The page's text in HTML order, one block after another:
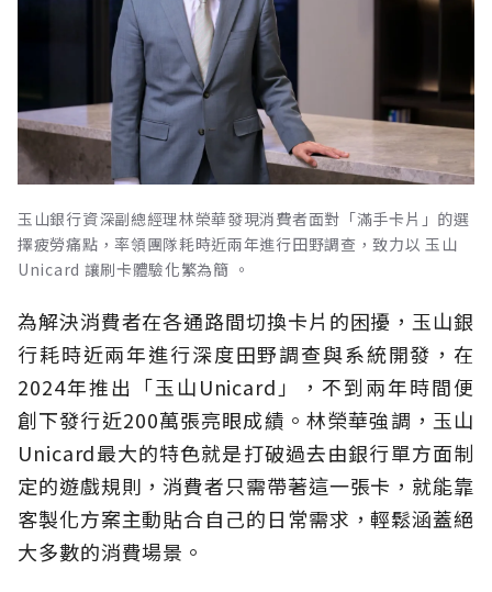
玉山銀行資深副總經理林榮華發現消費者面對「滿手卡片」的選
擇疲勞痛點，率領團隊耗時近兩年進行田野調查，致力以 玉山
Unicard 讓刷卡體驗化繁為簡 。
為解決消費者在各通路間切換卡片的困擾，玉山銀
行耗時近兩年進行深度田野調查與系統開發，在
2024年推出「玉山Unicard」，不到兩年時間便
創下發行近200萬張亮眼成績。林榮華強調，玉山
Unicard最大的特色就是打破過去由銀行單方面制
定的遊戲規則，消費者只需帶著這一張卡，就能靠
客製化方案主動貼合自己的日常需求，輕鬆涵蓋絕
大多數的消費場景。